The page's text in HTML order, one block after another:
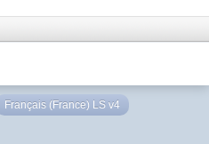
Français (France) LS v4